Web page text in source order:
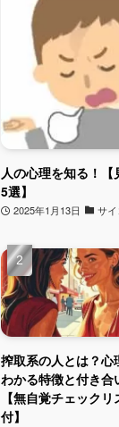
人の心理を知る！
5選】
2025年1月13日 サ
搾取系の人とは？心
わかる特徴と付き合
【無自覚チェックリ
付】